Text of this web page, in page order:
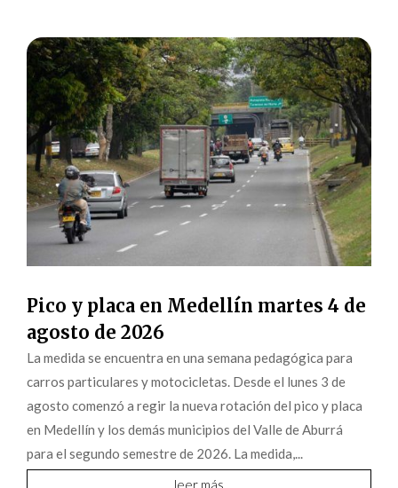
Pico y placa en Medellín martes 4 de
agosto de 2026
La medida se encuentra en una semana pedagógica para
carros particulares y motocicletas. Desde el lunes 3 de
agosto comenzó a regir la nueva rotación del pico y placa
en Medellín y los demás municipios del Valle de Aburrá
para el segundo semestre de 2026. La medida,...
leer más